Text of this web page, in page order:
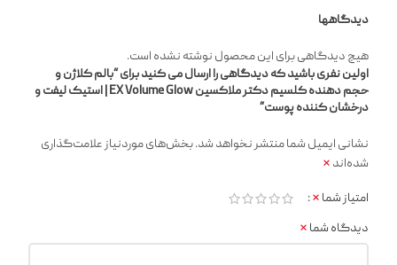
دیدگاهها
هیچ دیدگاهی برای این محصول نوشته نشده است.
اولین نفری باشید که دیدگاهی را ارسال می کنید برای “بالم کلاژن و
حجم دهنده کلسیم دکتر ملاکسین EX Volume Glow | استیک لیفت و
درخشان کننده پوست”
نشانی ایمیل شما منتشر نخواهد شد.بخش‌های موردنیاز علامت‌گذاری
شده‌اند *
امتیاز شما *
دیدگاه شما *